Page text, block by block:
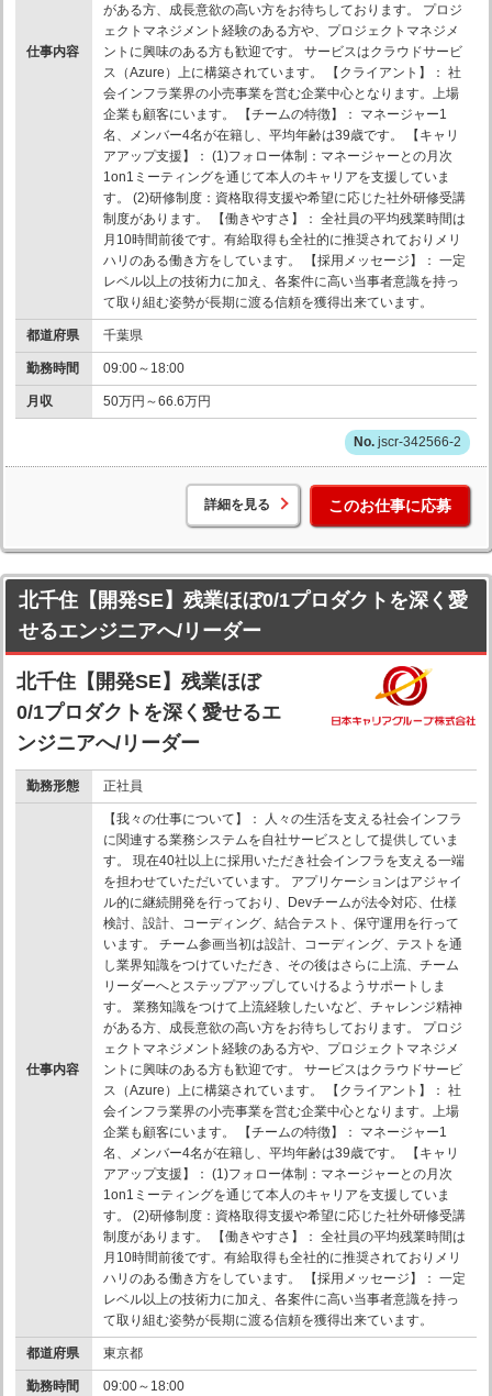
仕事内容
がある方、成長意欲の高い方をお待ちしております。 プロジ
ェクトマネジメント経験のある方や、プロジェクトマネジメ
ントに興味のある方も歓迎です。 サービスはクラウドサービ
ス（Azure）上に構築されています。 【クライアント】： 社
会インフラ業界の小売事業を営む企業中心となります。上場
企業も顧客にいます。 【チームの特徴】： マネージャー1
名、メンバー4名が在籍し、平均年齢は39歳です。 【キャリ
アアップ支援】： (1)フォロー体制：マネージャーとの月次
1on1ミーティングを通じて本人のキャリアを支援していま
す。 (2)研修制度：資格取得支援や希望に応じた社外研修受講
制度があります。 【働きやすさ】： 全社員の平均残業時間は
月10時間前後です。有給取得も全社的に推奨されておりメリ
ハリのある働き方をしています。 【採用メッセージ】： 一定
レベル以上の技術力に加え、各案件に高い当事者意識を持っ
て取り組む姿勢が長期に渡る信頼を獲得出来ています。
都道府県 千葉県
勤務時間 09:00～18:00
月収 50万円～66.6万円
jscr-342566-2
詳細を見る このお仕事に応募
北千住【開発SE】残業ほぼ0/1プロダクトを深く愛
せるエンジニアへ/リーダー
北千住【開発SE】残業ほぼ
0/1プロダクトを深く愛せるエ
ンジニアへ/リーダー
勤務形態 正社員
仕事内容
【我々の仕事について】： 人々の生活を支える社会インフラ
に関連する業務システムを自社サービスとして提供していま
す。 現在40社以上に採用いただき社会インフラを支える一端
を担わせていただいています。 アプリケーションはアジャイ
ル的に継続開発を行っており、Devチームが法令対応、仕様
検討、設計、コーディング、結合テスト、保守運用を行って
います。 チーム参画当初は設計、コーディング、テストを通
し業界知識をつけていただき、その後はさらに上流、チーム
リーダーへとステップアップしていけるようサポートしま
す。 業務知識をつけて上流経験したいなど、チャレンジ精神
がある方、成長意欲の高い方をお待ちしております。 プロジ
ェクトマネジメント経験のある方や、プロジェクトマネジメ
ントに興味のある方も歓迎です。 サービスはクラウドサービ
ス（Azure）上に構築されています。 【クライアント】： 社
会インフラ業界の小売事業を営む企業中心となります。上場
企業も顧客にいます。 【チームの特徴】： マネージャー1
名、メンバー4名が在籍し、平均年齢は39歳です。 【キャリ
アアップ支援】： (1)フォロー体制：マネージャーとの月次
1on1ミーティングを通じて本人のキャリアを支援していま
す。 (2)研修制度：資格取得支援や希望に応じた社外研修受講
制度があります。 【働きやすさ】： 全社員の平均残業時間は
月10時間前後です。有給取得も全社的に推奨されておりメリ
ハリのある働き方をしています。 【採用メッセージ】： 一定
レベル以上の技術力に加え、各案件に高い当事者意識を持っ
て取り組む姿勢が長期に渡る信頼を獲得出来ています。
都道府県 東京都
勤務時間 09:00～18:00